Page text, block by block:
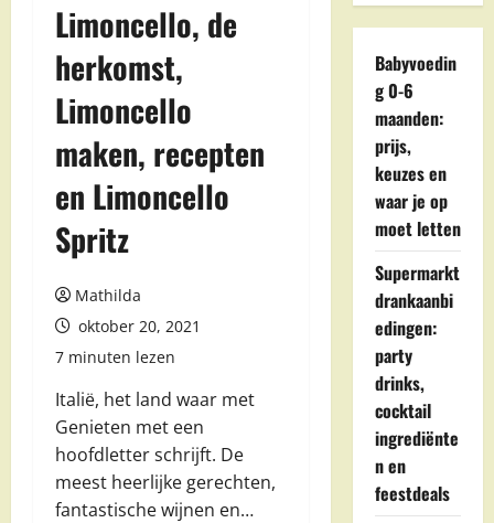
Limoncello, de
herkomst,
Limoncello
maken, recepten
en Limoncello
Spritz
Mathilda
oktober 20, 2021
7 minuten lezen
Italië, het land waar met
Genieten met een
hoofdletter schrijft. De
meest heerlijke gerechten,
fantastische wijnen en…
Babyvoedin
g 0-6
maanden:
prijs,
keuzes en
waar je op
moet letten
Supermarkt
drankaanbi
edingen:
party
drinks,
cocktail
ingrediënte
n en
feestdeals